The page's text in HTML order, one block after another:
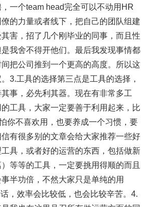
一个team head完全可以不动用HR
的力量或者线下，把自己的团队组建
害，招了几个刚毕业的同事，而且性
我舍不得开他们。最后我发现事情都
把公司推到一个更高的高度。所以这
3.工具的选择第三点是工具的选择，
事，必先利其器。现在有非常多工
工具，大家一定要善于利用起来，比
你不喜欢用，也要养成一个习惯，要
有很多别的文章会给大家推荐一些好
具，或者好的运营的东西，包括做新
等等的工具，一定要挑用得顺的而且
半功倍，不然大家只是单纯的用
，效率会比较低，也会比较辛苦。4.